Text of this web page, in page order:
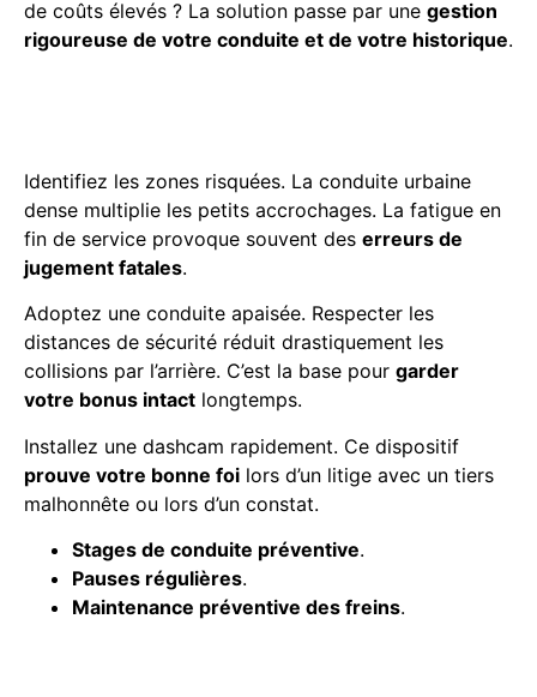
de coûts élevés ? La solution passe par une gestion
rigoureuse de votre conduite et de votre historique.
Identifiez les zones risquées. La conduite urbaine
dense multiplie les petits accrochages. La fatigue en
fin de service provoque souvent des erreurs de
jugement fatales.
Adoptez une conduite apaisée. Respecter les
distances de sécurité réduit drastiquement les
collisions par l’arrière. C’est la base pour garder
votre bonus intact longtemps.
Installez une dashcam rapidement. Ce dispositif
prouve votre bonne foi lors d’un litige avec un tiers
malhonnête ou lors d’un constat.
Stages de conduite préventive.
Pauses régulières.
Maintenance préventive des freins.